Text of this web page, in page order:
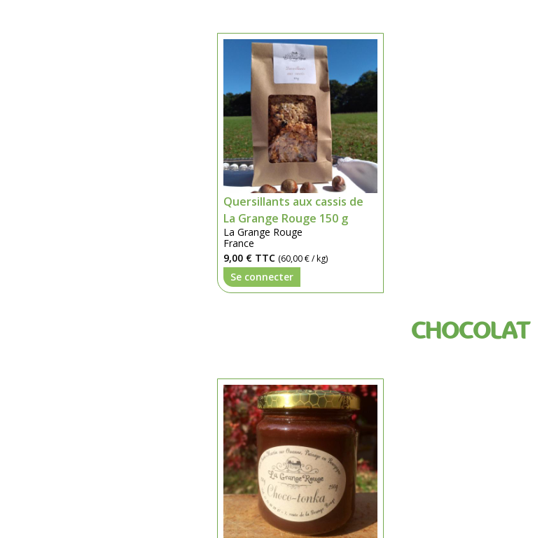
Quersillants aux cassis de
La Grange Rouge 150 g
La Grange Rouge
France
9,00 € TTC (60,00 € / kg)
Se connecter
CHOCOLAT